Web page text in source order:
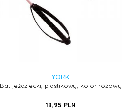
YORK
Bat jeździecki, plastikowy, kolor różowy
18,95 PLN